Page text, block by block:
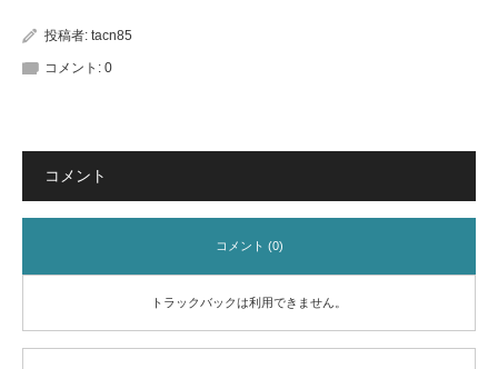
投稿者: tacn85
コメント: 0
コメント
コメント (0)
トラックバックは利用できません。